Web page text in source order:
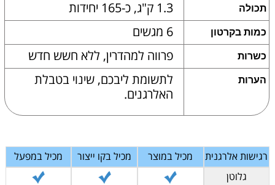
תכולה 1.3 ק"ג, כ-165 יחידות
כמות בקרטון 6 מגשים
כשרות פרווה למהדרין, ללא חשש חדש
הערות
לתשומת ליבכם, שינוי בטבלת
האלרגנים.
רגישות אלרגנית מכיל במוצר מכיל בקו ייצור
מכיל במפעל
גלוטן